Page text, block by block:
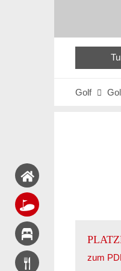
Golf 
zum